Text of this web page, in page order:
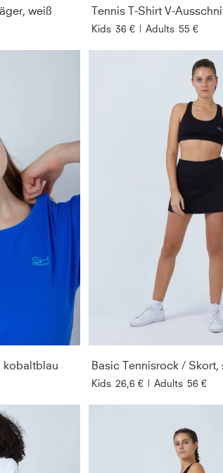
weiß
Kids 36 € | Adults 55 €
kobaltblau Basic Tennisrock / Skort,
Kids 26,6 € | Adults 56 €